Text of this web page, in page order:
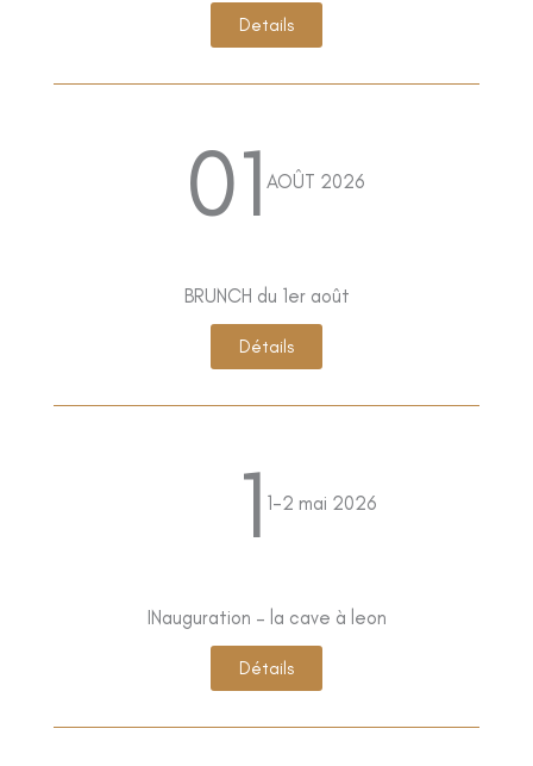
Details
01 AOÛT 2026
BRUNCH du 1er août
Détails
1 1-2 mai 2026
INauguration – la cave à leon
Détails